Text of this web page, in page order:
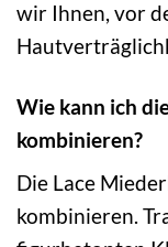
wir Ihnen, vor
Wie kann ich
kombinieren?
Die Lace
kombinieren.